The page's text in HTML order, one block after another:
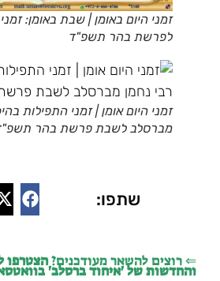
זמני היום באומן | שבת באומן:
לפרשת בהר תשפ"ד
זמני היום אומן | זמני התפילות
מברסלב לשבת פרשת בהר
שתפו:
⇐ רוצים להשאר מעודכנים?הצטרפו
והחדשות של 'איחוד ברסלב'